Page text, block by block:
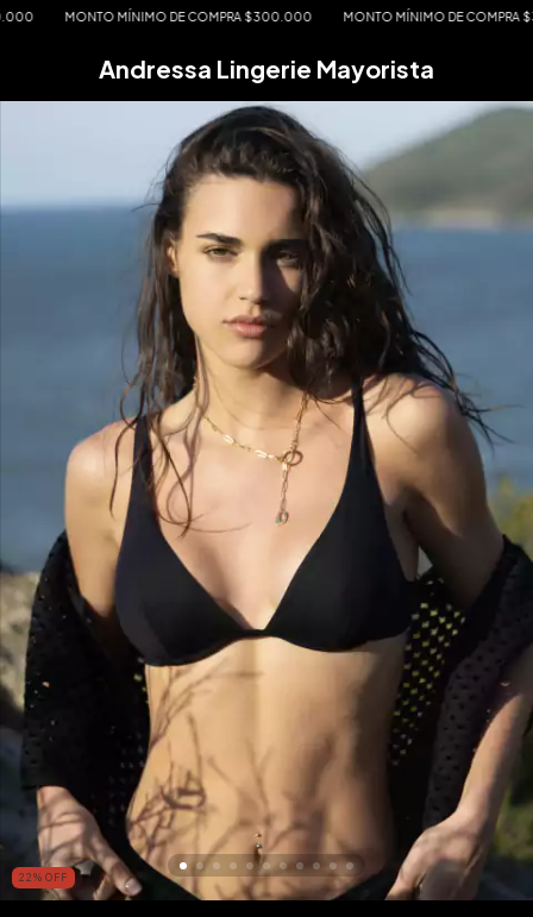
MONTO MÍNIMO DE COMPRA $300.000 MONTO MÍNIMO DE COMPRA
Andressa Lingerie Mayorista
22 % OFF